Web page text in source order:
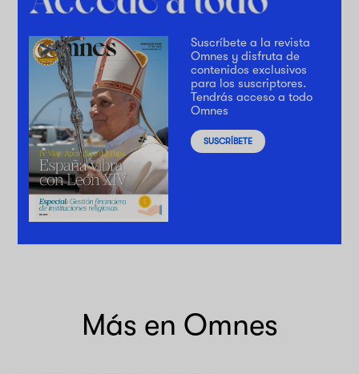
Suscríbete a la revista
Omnes y disfruta de
contenidos exclusivos
para los suscriptores.
Tendrás acceso a todo
Omnes
SUSCRÍBETE
Más en Omnes